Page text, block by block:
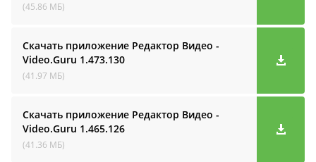
(45.86 МБ)
Скачать приложение Редактор Видео -
Video.Guru 1.473.130
(41.97 МБ)
Скачать приложение Редактор Видео -
Video.Guru 1.465.126
(41.36 МБ)